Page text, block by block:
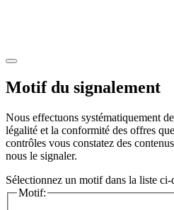
Motif du signalement
Nous effectuons systématiquement
légalité et la conformité des offres
contrôles vous constatez des
nous le signaler.
Sélectionnez un motif dans la liste ci-
Motif: